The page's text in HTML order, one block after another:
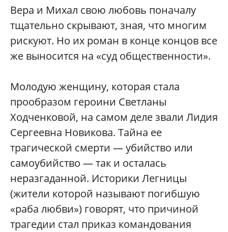
Вера и Михал свою любовь поначалу
тщательно скрывают, зная, что многим
рискуют. Но их роман в конце концов все
же выносится на «суд общественности».
Молодую женщину, которая стала
прообразом героини Светланы
Ходченковой, на самом деле звали Лидия
Сергеевна Новикова. Тайна ее
трагической смерти — убийство или
самоубийство — так и осталась
неразгаданной. Историки Легницы
(жители которой называют погибшую
«раба любви») говорят, что причиной
трагедии стал приказ командования